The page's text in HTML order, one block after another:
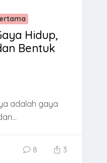
Hidup,
Bentuk
adalah gaya
8 3